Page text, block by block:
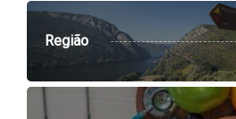
Região